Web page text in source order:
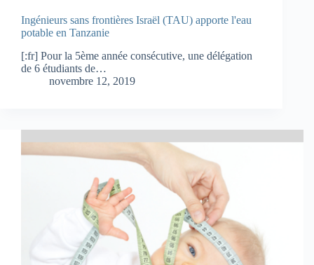
Ingénieurs sans frontières Israël (TAU) apporte l'eau
potable en Tanzanie
[:fr] Pour la 5ème année consécutive, une délégation
de 6 étudiants de…
novembre 12, 2019